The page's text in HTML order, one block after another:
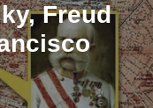
Freud